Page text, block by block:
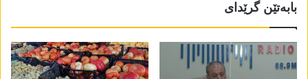
بابەتێن گرێدای